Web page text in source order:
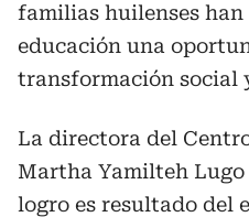
familias huilenses han
educación una
transformación social
La directora del
Martha Yamilteh Lugo
logro es resultado del